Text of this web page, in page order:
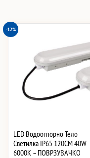
-12%
LED Водоотпорно Тело
Светилка IP65 120CM 40W
6000K – ПОВРЗУВАЧКО